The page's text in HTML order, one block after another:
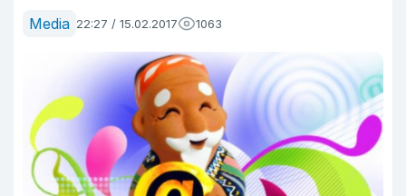
Media 22:27 / 15.02.2017 1063